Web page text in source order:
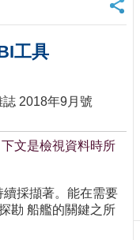
工具
2018年9月號
文是檢視資料時所
採擷著。能在需要
勘 船艦的關鍵之所